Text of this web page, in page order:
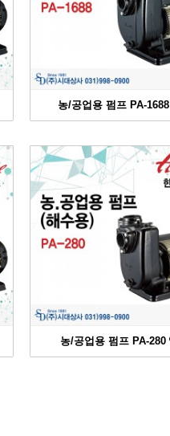
농/공업용 펌프 PA-1688
농/공업용 펌프 PA-280